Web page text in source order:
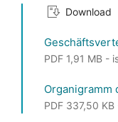
Download
PDF 1,91 MB -
Organigramm
PDF 337,50